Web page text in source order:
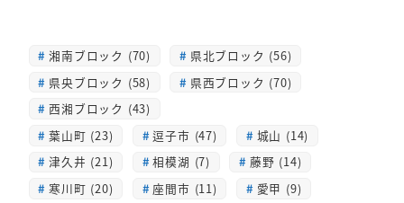
湘南ブロック (70)
県北ブロック (56)
県央ブロック (58)
県西ブロック (70)
西湘ブロック (43)
葉山町 (23)
逗子市 (47)
城山 (14)
津久井 (21)
相模湖 (7)
藤野 (14)
寒川町 (20)
座間市 (11)
愛甲 (9)